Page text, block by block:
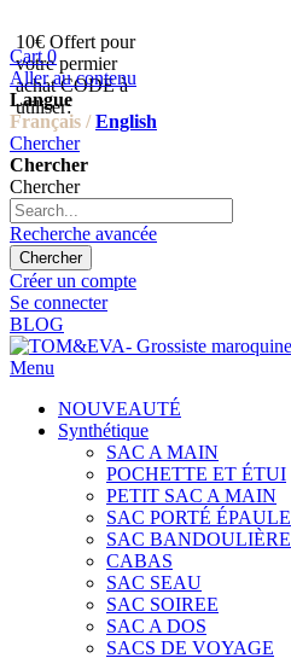
10€ Offert pour
votre permier
achat CODE à
utiliser:
Cart 0
Aller au contenu
Langue
Français / English
Chercher
Chercher
Chercher
Recherche avancée
Chercher
Créer un compte
Se connecter
BLOG
Menu
NOUVEAUTÉ
Synthétique
SAC A MAIN
POCHETTE ET ÉTUI
PETIT SAC A MAIN
SAC PORTÉ ÉPAULE
SAC BANDOULIÈRE
CABAS
SAC SEAU
SAC SOIREE
SAC A DOS
SACS DE VOYAGE